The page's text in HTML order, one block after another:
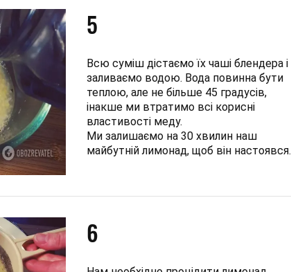
5
Всю суміш дістаємо їх чаші блендера і
заливаємо водою. Вода повинна бути
теплою, але не більше 45 градусів,
інакше ми втратимо всі корисні
властивості меду.
Ми залишаємо на 30 хвилин наш
майбутній лимонад, щоб він настоявся.
6